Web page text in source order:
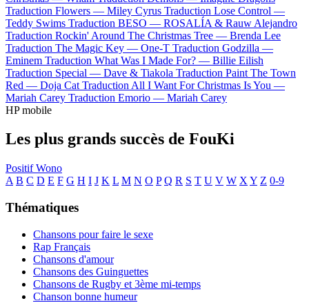
Traduction Flowers — Miley Cyrus Traduction Lose Control —
Teddy Swims Traduction BESO — ROSALÍA & Rauw Alejandro
Traduction Rockin' Around The Christmas Tree — Brenda Lee
Traduction The Magic Key — One-T Traduction Godzilla —
Eminem Traduction What Was I Made For? — Billie Eilish
Traduction Special — Dave & Tiakola Traduction Paint The Town
Red — Doja Cat Traduction All I Want For Christmas Is You —
Mariah Carey Traduction Emorio — Mariah Carey
HP mobile
Les plus grands succès de FouKi
PositifWono
A B C D E F G H I J K L M N O P Q R S T U V W X Y Z 0-9
Thématiques
Chansons pour faire le sexe
Rap Français
Chansons d'amour
Chansons des Guinguettes
Chansons de Rugby et 3ème mi-temps
Chanson bonne humeur